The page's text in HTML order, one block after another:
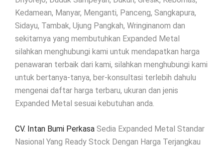
Kedamean, Manyar, Menganti, Panceng, Sangkapura,
Sidayu, Tambak, Ujung Pangkah, Wringinanom dan
sekitarnya yang membutuhkan Expanded Metal
silahkan menghubungi kami untuk mendapatkan harga
penawaran terbaik dari kami, silahkan menghubungi kami
untuk bertanya-tanya, ber-konsultasi terlebih dahulu
mengenai daftar harga terbaru, ukuran dan jenis
Expanded Metal sesuai kebutuhan anda.
CV. Intan Bumi Perkasa Sedia Expanded Metal Standar
Nasional Yang Ready Stock Dengan Harga Terjangkau